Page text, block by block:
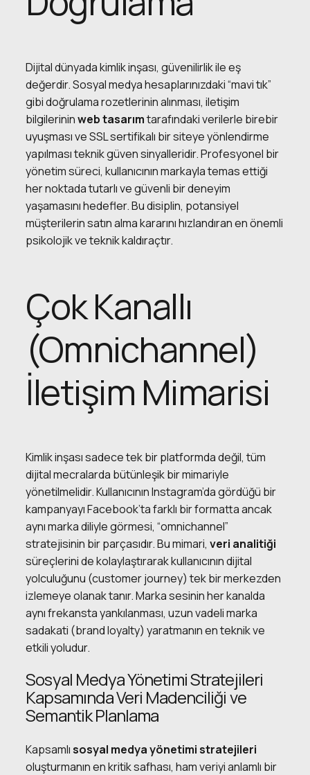
Dijital dünyada kimlik inşası, güvenilirlik ile eş
değerdir. Sosyal medya hesaplarınızdaki “mavi tık”
gibi doğrulama rozetlerinin alınması, iletişim
bilgilerininweb tasarımtarafındaki verilerle birebir
uyuşması ve SSL sertifikalı bir siteye yönlendirme
yapılması teknik güven sinyalleridir. Profesyonel bir
yönetim süreci, kullanıcının markayla temas ettiği
her noktada tutarlı ve güvenli bir deneyim
yaşamasını hedefler. Bu disiplin, potansiyel
müşterilerin satın alma kararını hızlandıran en önemli
psikolojik ve teknik kaldıraçtır.
Çok Kanallı
(Omnichannel)
İletişim Mimarisi
Kimlik inşası sadece tek bir platformda değil, tüm
dijital mecralarda bütünleşik bir mimariyle
yönetilmelidir. Kullanıcının Instagram’da gördüğü bir
kampanyayı Facebook’ta farklı bir formatta ancak
aynı marka diliyle görmesi, “omnichannel”
stratejisinin bir parçasıdır. Bu mimari,veri analitiği
süreçlerini de kolaylaştırarak kullanıcının dijital
yolculuğunu (customer journey) tek bir merkezden
izlemeye olanak tanır. Marka sesinin her kanalda
aynı frekansta yankılanması, uzun vadeli marka
sadakati (brand loyalty) yaratmanın en teknik ve
etkili yoludur.
Sosyal Medya Yönetimi Stratejileri
Kapsamında Veri Madenciliği ve
Semantik Planlama
Kapsamlısosyal medya yönetimi stratejileri
oluşturmanın en kritik safhası, ham veriyi anlamlı bir